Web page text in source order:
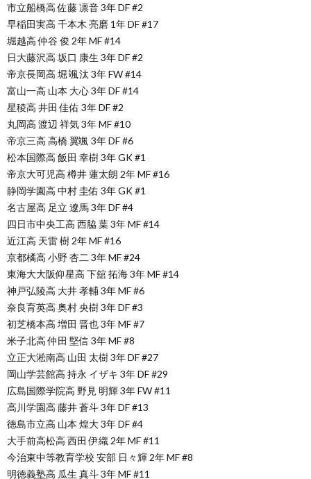
市立船橋高 佐藤 凛音 3年 DF #2
早稲田実高 千本木 亮磨 1年 DF #17
堀越高 仲谷 俊 2年 MF #14
日大藤沢高 坂口 康生 3年 DF #2
帝京長岡高 堀 颯汰 3年 FW #14
富山一高 山本 大心 3年 DF #14
星稜高 井田 佳佑 3年 DF #2
丸岡高 渡辺 祥気 3年 MF #10
帝京三高 高橋 翼颯 3年 DF #6
松本国際高 飯田 幸樹 3年 GK #1
帝京大可児高 樽井 蓮太朗 2年 MF #16
静岡学園高 中村 圭佑 3年 GK #1
名古屋高 足立 遼馬 3年 DF #4
四日市中央工高 西脇 葉 3年 MF #14
近江高 天雷 樹 2年 MF #16
京都橘高 小野 杏二 3年 MF #24
東海大大阪仰星高 下舘 拓海 3年 MF #14
神戸弘陵高 大井 孝輔 3年 MF #6
奈良育英高 奥村 央樹 3年 DF #3
初芝橋本高 増田 晋也 3年 MF #7
米子北高 仲田 堅信 3年 MF #8
立正大淞南高 山田 太樹 3年 DF #27
岡山学芸館高 持永 イザキ 3年 DF #29
広島国際学院高 野見 明輝 3年 FW #11
高川学園高 藤井 蒼斗 3年 DF #13
徳島市立高 山本 煌大 3年 DF #4
大手前高松高 西田 伊織 2年 MF #11
今治東中等教育学校 安部 日々輝 2年 MF #8
明徳義塾高 瓜生 真斗 3年 MF #11